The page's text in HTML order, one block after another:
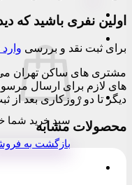
سبد خرید شما
بازگشت به
اولین نفری باشید که
برای ثبت نقد و بررسی
دیگر تا دو روزکاری بعد
محصولات مشابه